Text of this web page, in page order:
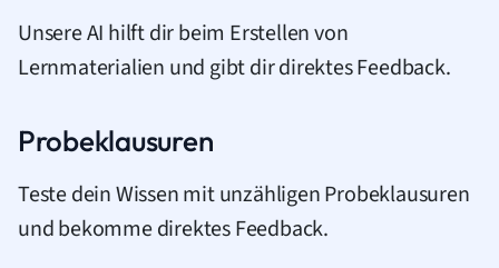
Unsere AI hilft dir beim Erstellen von
Lernmaterialien und gibt dir direktes Feedback.
Probeklausuren
Teste dein Wissen mit unzähligen Probeklausuren
und bekomme direktes Feedback.